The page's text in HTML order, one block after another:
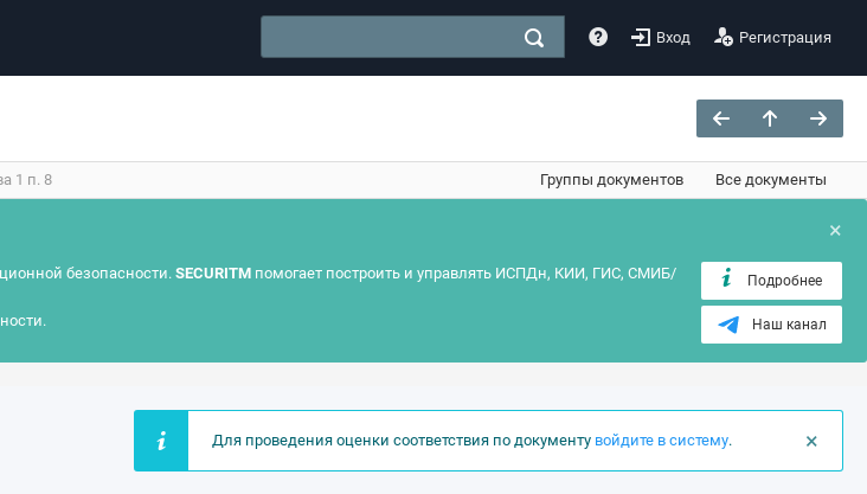
Вход Регистрация
1 п. 8 Группы документов Все документы
×
безопасности. SECURITMпомогает построить и управлять ИСПДн, КИИ, ГИС, СМИБ/
Подробнее
Наш канал
×
Для проведения оценки соответствия по документу войдите в систему.